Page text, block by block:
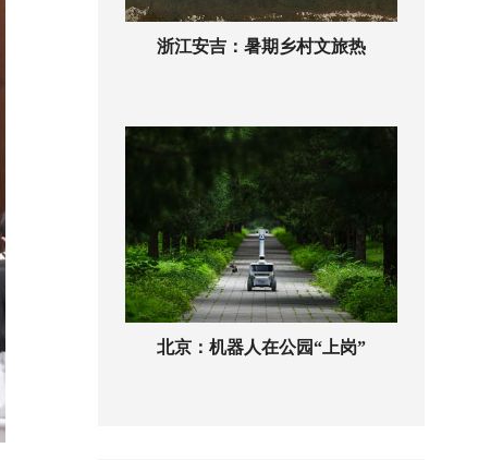
浙江安吉：暑期乡村文旅热
北京：机器人在公园“上岗”